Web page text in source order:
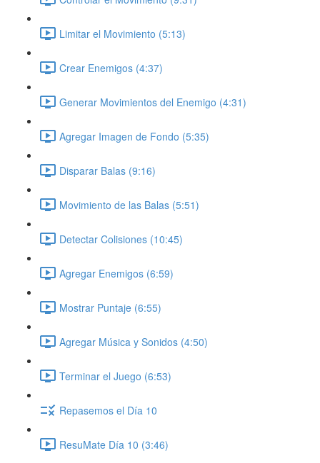
Limitar el Movimiento (5:13)
Crear Enemigos (4:37)
Generar Movimientos del Enemigo (4:31)
Agregar Imagen de Fondo (5:35)
Disparar Balas (9:16)
Movimiento de las Balas (5:51)
Detectar Colisiones (10:45)
Agregar Enemigos (6:59)
Mostrar Puntaje (6:55)
Agregar Música y Sonidos (4:50)
Terminar el Juego (6:53)
Repasemos el Día 10
ResuMate Día 10 (3:46)